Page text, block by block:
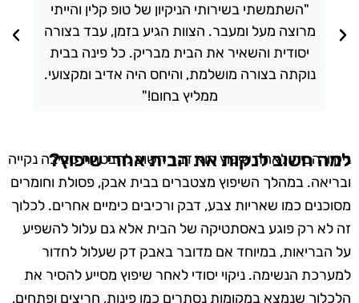
"השתמשתי בשירותי הניקיון של טופ קלין והייתי
מרוצה מעל ומעבר. הצוות הגיע בזמן, עבד בצורה
יסודית והשאיר את הבית מבריק. כל פינה בבית
נוקתה בצורה מושלמת, והיחס היה אדיב ומקצועי.
ממליץ בחום!"
למה חשוב לנקות את הבית אחרי שיפוץ?
ניקיון הבית לאחר שיפוץ הוא דבר חשוב להבטחת סביבה נקייה
ובריאה. במהלך השיפוץ מצטברים בבית אבק, פסולת וחומרים
מסוכנים כמו שאריות צבע, דבק ורכיבים כימיים אחרים. לכלוך
זה לא רק פוגע באסתטיקה של הבית אלא גם עלול להשפיע
על הבריאות, במיוחד אם מדובר באבק דק שעלול לחדור
למערכת הנשימה. ניקוי יסודי לאחר שיפוץ מסייע להסיר את
הלכלוך שנמצא במקומות נסתרים כמו פינות, חריצים ופתחים,